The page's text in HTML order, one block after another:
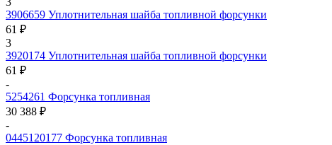
3906659 Уплотнительная шайба топливной форсунки
61 ₽
3
3920174 Уплотнительная шайба топливной форсунки
61 ₽
-
5254261 Форсунка топливная
30 388 ₽
-
0445120177 Форсунка топливная